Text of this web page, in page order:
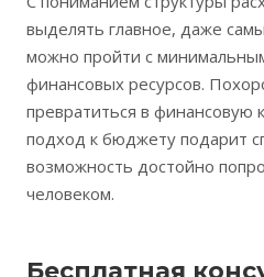
выделять главное, даже
можно пройти с
финансовых ресурсов.
превратиться в
подход к бюджету подарит
возможность достойно
человеком.